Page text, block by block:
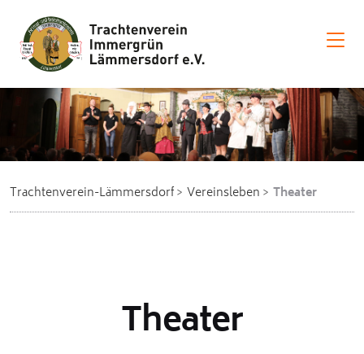
Trachtenverein-Lämmersdorf Vereinsleben Theater
Theater